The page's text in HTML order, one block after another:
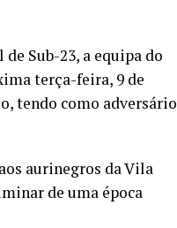
Sub-23, a equipa do
terça-feira, 9 de
tendo como adversário
aurinegros da Vila
de uma época